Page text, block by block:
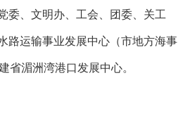
委、文明办、工会、团委、关工
路运输事业发展中心（市地方海事
省湄洲湾港口发展中心。